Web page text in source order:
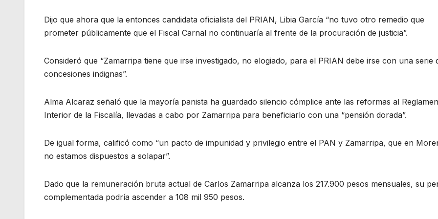
Dijo que ahora que la entonces candidata oficialista del PRIAN, Libia García “no tuvo otro remedio que
prometer públicamente que el Fiscal Carnal no continuaría al frente de la procuración de justicia”.
Consideró que “Zamarripa tiene que irse investigado, no elogiado, para el PRIAN debe irse con una serie
concesiones indignas”.
Alma Alcaraz señaló que la mayoría panista ha guardado silencio cómplice ante las reformas al
Interior de la Fiscalía, llevadas a cabo por Zamarripa para beneficiarlo con una “pensión dorada”.
De igual forma, calificó como “un pacto de impunidad y privilegio entre el PAN y Zamarripa, que en
no estamos dispuestos a solapar”.
Dado que la remuneración bruta actual de Carlos Zamarripa alcanza los 217.900 pesos mensuales, su
complementada podría ascender a 108 mil 950 pesos.